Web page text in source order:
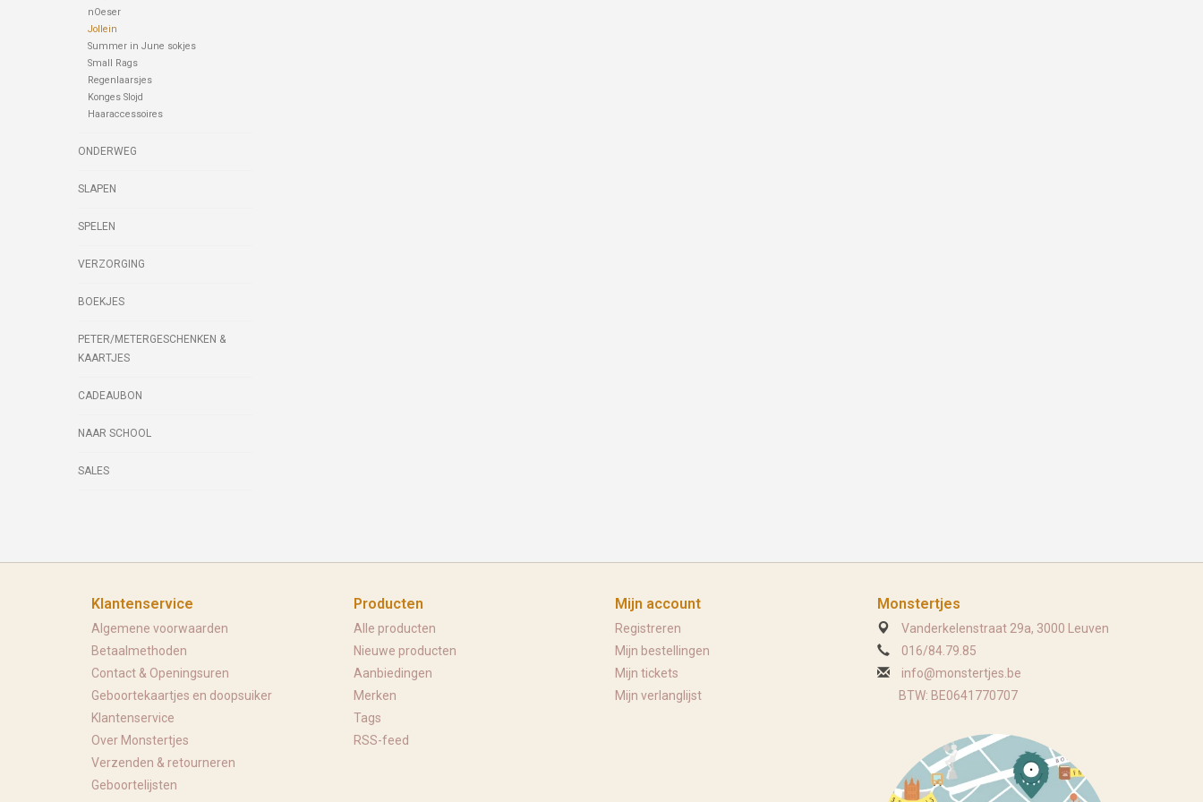
nOeser
Jollein
Summer in June sokjes
Small Rags
Regenlaarsjes
Konges Slojd
Haaraccessoires
ONDERWEG
SLAPEN
SPELEN
VERZORGING
BOEKJES
PETER/METERGESCHENKEN &
KAARTJES
CADEAUBON
NAAR SCHOOL
SALES
Klantenservice
Algemene voorwaarden
Betaalmethoden
Contact & Openingsuren
Geboortekaartjes en doopsuiker
Klantenservice
Over Monstertjes
Verzenden & retourneren
Geboortelijsten
Producten
Alle producten
Nieuwe producten
Aanbiedingen
Merken
Tags
RSS-feed
Mijn account
Registreren
Mijn bestellingen
Mijn tickets
Mijn verlanglijst
Monstertjes
Vanderkelenstraat 29a, 3000 Leuven
016/84.79.85
info@monstertjes.be
BTW: BE0641770707